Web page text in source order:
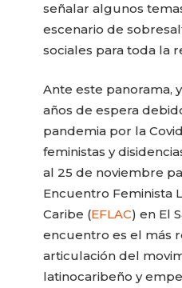
señalar algunos
escenario de
sociales para toda la
Ante este panorama,
años de espera
pandemia por la
feministas y
al 25 de noviembre
Encuentro Feminista
Caribe (EFLAC) en El
encuentro es el más
articulación del
latinocaribeño y